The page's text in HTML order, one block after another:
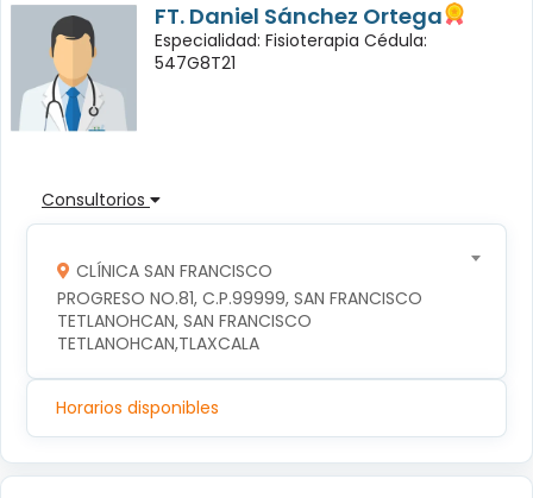
FT. Daniel Sánchez Ortega
Especialidad: Fisioterapia Cédula:
547G8T21
Consultorios
CLÍNICA SAN FRANCISCO
PROGRESO NO.81, C.P.99999, SAN FRANCISCO
TETLANOHCAN, SAN FRANCISCO
TETLANOHCAN,TLAXCALA
Horarios disponibles